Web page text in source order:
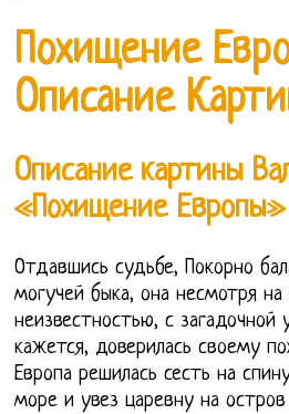
Похищение
Описание
Описание картины
«Похищение Европы»
Отдавшись судьбе, Покорно
могучей быка, она несмотря
неизвестностью, с загадочной
кажется, доверилась своему
Европа решилась сесть на
море и увез царевну на